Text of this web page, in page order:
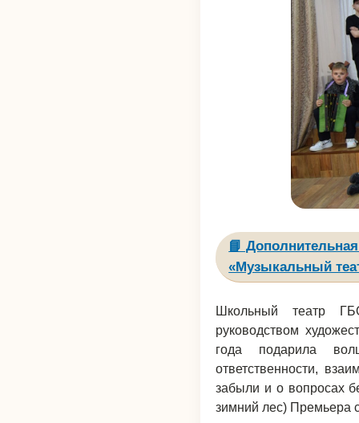
📘
«Музыкальный
Школьный театр
руководством
года подарила
ответственности,
забыли и о вопросах
зимний лес) Премьера